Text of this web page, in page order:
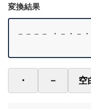
変換結果
－－－－ ・－・－
・ － 空